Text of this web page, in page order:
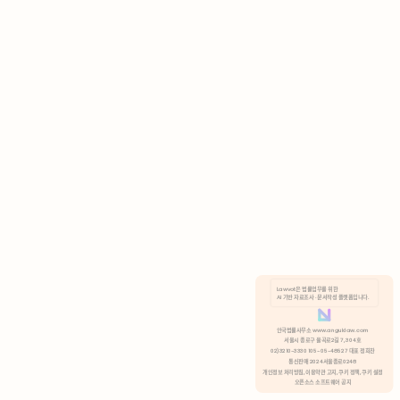
분석 쿠키 허용
Lawvot은 법률업무를 위한
AI 기반 자료조사 · 문서작성 플랫폼입니다.
안국법률사무소 www.anguklaw.com
서울시 종로구 율곡로2길 7, 304호
02)3210-3330 105-05-48527 대표 정희찬
통신판매 2024서울종로0248
개인정보 처리방침, 이용약관 고지, 쿠키 정책, 쿠키 설정
오픈소스 소프트웨어 공지